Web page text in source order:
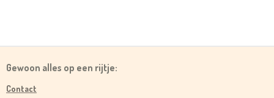
Gewoon alles op een rijtje:
Contact